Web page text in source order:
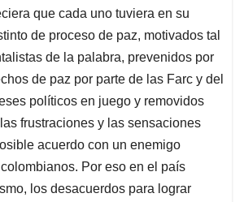
que cada uno tuviera en su
de proceso de paz, motivados tal
de la palabra, prevenidos por
de paz por parte de las Farc y del
políticos en juego y removidos
frustraciones y las sensaciones
acuerdo con un enemigo
Por eso en el país
los desacuerdos para lograr